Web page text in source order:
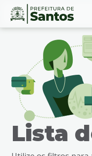
Ir
Conteúdo
Lista